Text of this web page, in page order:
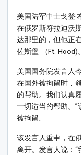
美国陆军中士戈登·
在俄罗斯符拉迪沃
达那里的，但他正
佐斯堡 （Ft. Hood)
美国国务院发言人
在国外被拘留时，
的帮助。我们认真
一切适当的帮助。
被拘留。
该发言人重申，在
离开。发言人说：